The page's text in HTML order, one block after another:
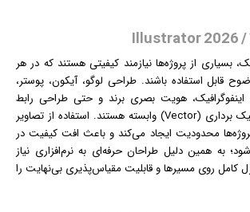
، بسیاری از پروژه‌ها نیازمند کیفیتی هستند که در هر
قابل استفاده باشند. طراحی لوگو،آیکون، پوستر،
هویت بصری برند و حتی طراحی رابط
کاربری، همگی به گرافیک برداری (Vector) وابسته هستند. استفاده از تصاویر
محدودیت ایجاد می‌کند و باعث افت کیفیت در
به همین دلیل طراحان حرفه‌ای به نرم‌افزاری نیاز
کامل روی مسیرها و قابلیت مقیاس‌پذیری بی‌نهایت را